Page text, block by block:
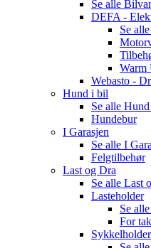
Se alle
DEFA -
Se alle
Warm
Webasto -
Hund i bil
Se alle
Hundebur
I Garasjen
Se alle I
Felgtilbehør
Last og Dra
Se alle Last
Lasteholder
Se alle
For tak
Sykkelholder